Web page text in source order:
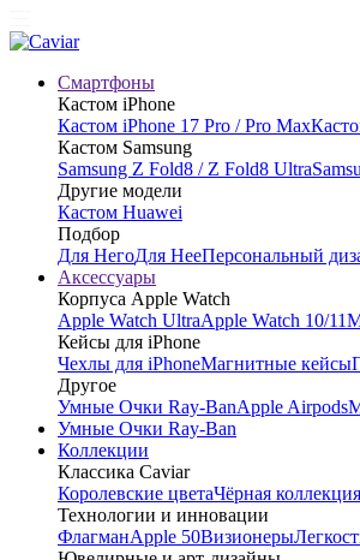
Смартфоны
Кастом iPhone
Кастом iPhone 17 Pro / Pro Max
Кастом Samsung
Samsung Z Fold8 / Z Fold8 Ultra
Другие модели
Кастом Huawei
Подбор
Для НегоДля НееПерсональный
Аксессуары
Корпуса Apple Watch
Apple Watch UltraApple Watch 10/11
Кейсы для iPhone
Чехлы для iPhoneМагнитные кейсы
Другое
Умные Очки Ray-BanApple Airpods
Умные Очки Ray-Ban
Коллекции
Классика Caviar
Королевские цветаЧёрная коллекция
Технологии и инновации
ФлагманApple 50Визионеры